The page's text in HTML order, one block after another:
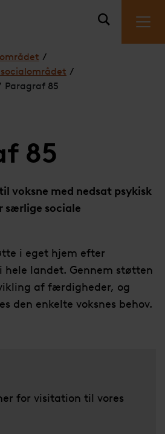
/
/
Paragraf 85
85
voksne med nedsat psykisk
særlige sociale
i eget hjem efter
hele landet. Gennem støtten
af færdigheder, og
den enkelte voksnes behov.
for visitation til vores